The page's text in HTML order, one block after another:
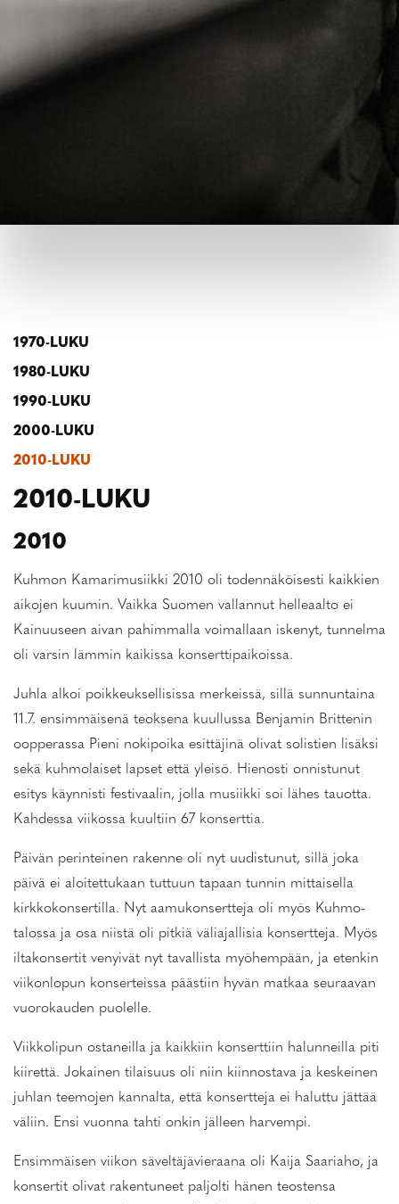
1970-LUKU
1980-LUKU
1990-LUKU
2000-LUKU
2010-LUKU
2010-LUKU
2010
Kuhmon Kamarimusiikki 2010 oli todennäköisesti kaikkien
aikojen kuumin. Vaikka Suomen vallannut helleaalto ei
Kainuuseen aivan pahimmalla voimallaan iskenyt, tunnelma
oli varsin lämmin kaikissa konserttipaikoissa.
Juhla alkoi poikkeuksellisissa merkeissä, sillä sunnuntaina
11.7. ensimmäisenä teoksena kuullussa Benjamin Brittenin
oopperassa Pieni nokipoika esittäjinä olivat solistien lisäksi
sekä kuhmolaiset lapset että yleisö. Hienosti onnistunut
esitys käynnisti festivaalin, jolla musiikki soi lähes tauotta.
Kahdessa viikossa kuultiin 67 konserttia.
Päivän perinteinen rakenne oli nyt uudistunut, sillä joka
päivä ei aloitettukaan tuttuun tapaan tunnin mittaisella
kirkkokonsertilla. Nyt aamukonsertteja oli myös Kuhmo-
talossa ja osa niistä oli pitkiä väliajallisia konsertteja. Myös
iltakonsertit venyivät nyt tavallista myöhempään, ja etenkin
viikonlopun konserteissa päästiin hyvän matkaa seuraavan
vuorokauden puolelle.
Viikkolipun ostaneilla ja kaikkiin konserttiin halunneilla piti
kiirettä. Jokainen tilaisuus oli niin kiinnostava ja keskeinen
juhlan teemojen kannalta, että konsertteja ei haluttu jättää
väliin. Ensi vuonna tahti onkin jälleen harvempi.
Ensimmäisen viikon säveltäjävieraana oli Kaija Saariaho, ja
konsertit olivat rakentuneet paljolti hänen teostensa